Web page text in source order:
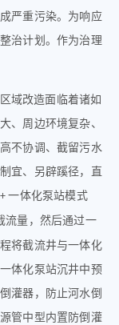
严重污染。为响应
治计划。作为治理
域改造面临着诸如
、周边环境复杂、
不协调、截留污水
宜、另辟蹊径，直
+一体化泵站模式
流量，然后通过一
将截流井与一体化
体化泵站沉井中预
灌器 ，防止河水倒
管中型内置防倒灌